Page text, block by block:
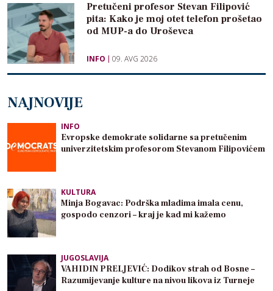
Pretučeni profesor Stevan Filipović
pita: Kako je moj otet telefon prošetao
od MUP-a do Uroševca
INFO 09. AVG 2026
NAJNOVIJE
INFO
Evropske demokrate solidarne sa pretučenim
univerzitetskim profesorom Stevanom Filipovićem
KULTURA
Minja Bogavac: Podrška mladima imala cenu,
gospodo cenzori – kraj je kad mi kažemo
JUGOSLAVIJA
VAHIDIN PRELJEVIĆ: Dodikov strah od Bosne –
Razumijevanje kulture na nivou likova iz Turneje